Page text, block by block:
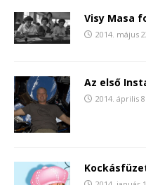
Visy Masa
2014. május
Az első
2014. április